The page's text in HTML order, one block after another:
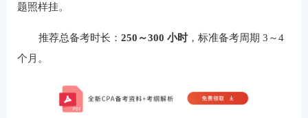
题照样挂。
推荐总备考时长： 250～300 小时，标准备考周期 3～4
个月。